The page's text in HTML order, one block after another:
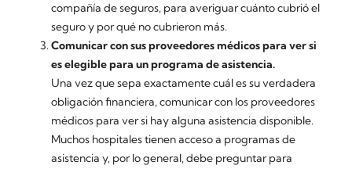
compañía de seguros, para averiguar cuánto cubrió el
seguro y por qué no cubrieron más.
Comunicar con sus proveedores médicos para ver si
es elegible para un programa de asistencia.
Una vez que sepa exactamente cuál es su verdadera
obligación financiera, comunicar con los proveedores
médicos para ver si hay alguna asistencia disponible.
Muchos hospitales tienen acceso a programas de
asistencia y, por lo general, debe preguntar para